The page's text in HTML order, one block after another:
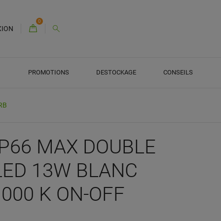
0
PROMOTIONS DESTOCKAGE CONSEILS
MAX DOUBLE
13W BLANC
K ON-OFF